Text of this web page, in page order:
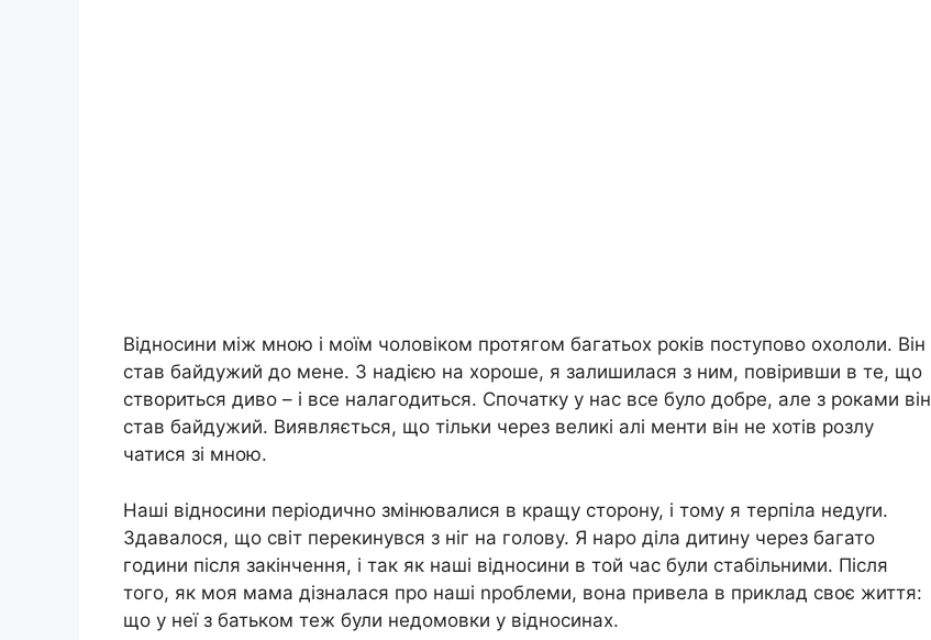
Відносини між мною і моїм чоловіком протягом багатьох років поступово охололи. Він
став байдужий до мене. З надією на хороше, я залишилася з ним, повіривши в те, що
створиться диво – і все налагодиться. Спочатку у нас все було добре, але з роками він
став байдужий. Виявляється, що тільки через великі алі менти він не хотів розлу
чатися зі мною.
Наші відносини періодично змінювалися в кращу сторону, і тому я терпіла недуrи.
Здавалося, що світ перекинувся з ніг на голову. Я наро діла дитину через багато
години після закінчення, і так як наші відносини в той час були стабільними. Після
того, як моя мама дізналася про наші nроблеми, вона привела в приклад своє життя:
що у неї з батьком теж були недомовки у відносинах.